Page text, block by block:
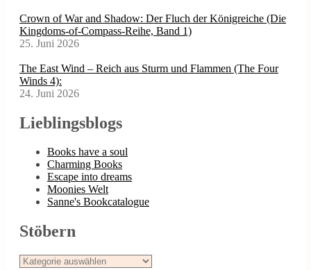
Crown of War and Shadow: Der Fluch der Königreiche (Die
Kingdoms-of-Compass-Reihe, Band 1)
25. Juni 2026
The East Wind – Reich aus Sturm und Flammen (The Four
Winds 4):
24. Juni 2026
Lieblingsblogs
Books have a soul
Charming Books
Escape into dreams
Moonies Welt
Sanne's Bookcatalogue
Stöbern
Stöbern